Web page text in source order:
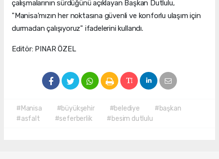
çalışmalarının sürdüğünü açıklayan Başkan Dutlulu,
"Manisa'mızın her noktasına güvenli ve konforlu ulaşım için
durmadan çalışıyoruz" ifadelerini kullandı.
Editör: PINAR ÖZEL
#Manisa #büyükşehir #belediye
#başkan
#asfalt
#seferberlik #besim dutlulu